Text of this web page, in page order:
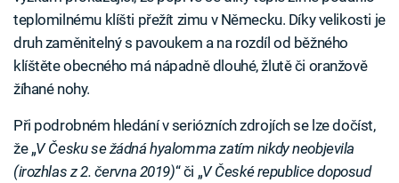
teplomilnému klíšti přežít zimu v Německu. Díky velikosti je
druh zaměnitelný s pavoukem a na rozdíl od běžného
klíštěte obecného má nápadně dlouhé, žlutě či oranžově
žíhané nohy.
Při podrobném hledání v seriózních zdrojích se lze dočíst,
že „V Česku se žádná hyalomma zatím nikdy neobjevila
(irozhlas z 2. června 2019)“ či „V České republice doposud